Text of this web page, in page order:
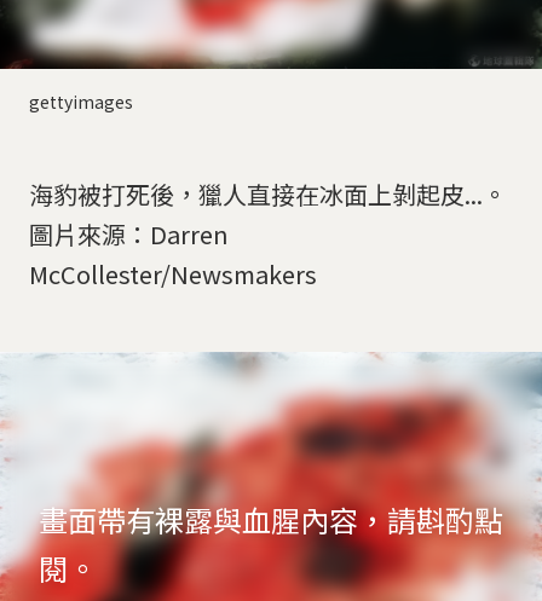
gettyimages
海豹被打死後，獵人直接在冰面上剝起皮...。
圖片來源：Darren
McCollester/Newsmakers
畫面帶有裸露與血腥內容，請斟酌點
閱。